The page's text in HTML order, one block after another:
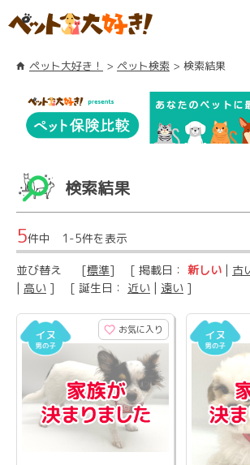
ペット大好き！ ペット検索 検索結果
検索結果
5件中 1-5件を表示
並び替え [標準] [ 掲載日： 新しい | 古
| 高い ] [ 誕生日： 近い | 遠い ]
お気に入り